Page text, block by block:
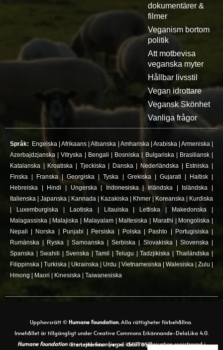
dokumentärer &
filmer
Veganism bortom
politik
Att motbevisa
veganska myter
Hållbar livsstil
Vegan idrottare
Vegansk Skönhet
Vanliga frågor
Språk: Engelska |Afrikaans |Albanska Amhariska| Arabiska| Armeniska|
Azerbajdzjanska |Vitryska Bengali Bosniska Bulgariska| Brasiliansk|
Katalanska
Kroatiska Tjeckiska| Danska| Nederländska Estniska
Finska
Franska |Georgiska |Tyska Grekiska| Gujarati Haitisk|
Hebreiska
Hindi Ungerska| Indonesiska| Irländska Isländska
Italienska
Japanska Kannada Kazakiska Khmer Koreanska
Kurdiska
Luxemburgiska| Laotiska| Litauiska| Lettiska Makedonska
Malagassiska
Malajiska Malayalam| Maltesiska Marathi Mongoliska
Nepali
Norska Punjabi Persiska Polska| Pashto Portugisiska|
Rumänska
Ryska Samoanska|Serbiska Slovakiska| Slovenska|
Spanska |Swahili |Svenska |Tamil |Telugu |Tadzjikiska |Thailändska
Filippinska |Turkiska Ukrainska Urdu Vietnamesiska| Walesiska| Zulu
Hmong
Maori Kinesiska Taiwanesiska
Upphovsrätt © Humane Foundation.Alla rättigheter förbehållna.
Innehållet är tillgängligt under Creative Commons Erkännande-DelaLika 4.0.
Humane Foundation är en självfinansierad ideell organisation registrerad i Storbritannien (reg.nr. 15077857)